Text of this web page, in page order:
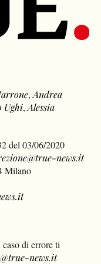
,Andrea
Ughi,Alessia
del 03/06/2020
news.it
Milano
di errore ti
news.it